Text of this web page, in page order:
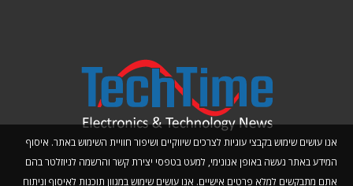
אנו עושים שימוש בקבצי עוגיות לצרכים שיווקיים ושיפור חוויית השימוש באתר. איסוף
המידע באתר נעשה באופן אנונימי, למעט בטפסי יצירת קשר והרשמה לניוזלטר בהם
אתם מתבקשים למלא פרטים אישיים. אנו עושים שימוש במגוון תוכנות לאיסוף וניתוח